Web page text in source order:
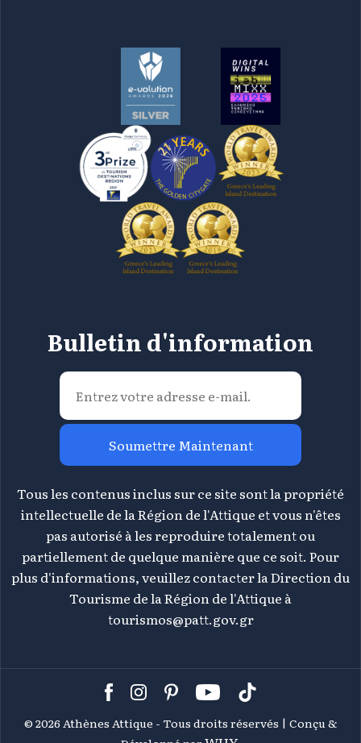
Bulletin d'information
Soumettre Maintenant
Tous les contenus inclus sur ce site sont la propriété
intellectuelle de la Région de l'Attique et vous n'êtes
pas autorisé à les reproduire totalement ou
partiellement de quelque manière que ce soit. Pour
plus d'informations, veuillez contacter la Direction du
Tourisme de la Région de l'Attique à
tourismos@patt.gov.gr
© 2026 Athènes Attique - Tous droits réservés | Conçu &